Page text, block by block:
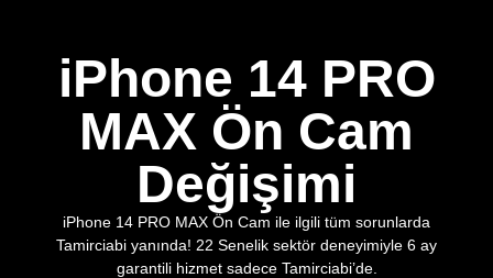
iPhone 14 PRO
MAX Ön Cam
Değişimi
iPhone 14 PRO MAX Ön Cam ile ilgili tüm sorunlarda
Tamirciabi yanında! 22 Senelik sektör deneyimiyle 6 ay
garantili hizmet sadece Tamirciabi’de.